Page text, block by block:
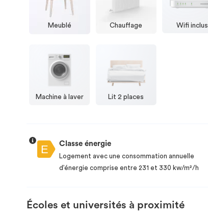
Meublé Chauffage Wifi inclus
Machine à laver Lit 2 places
Classe énergie
Logement avec une consommation annuelle
d’énergie comprise entre 231 et 330 kw/m²/h
Écoles et universités à proximité